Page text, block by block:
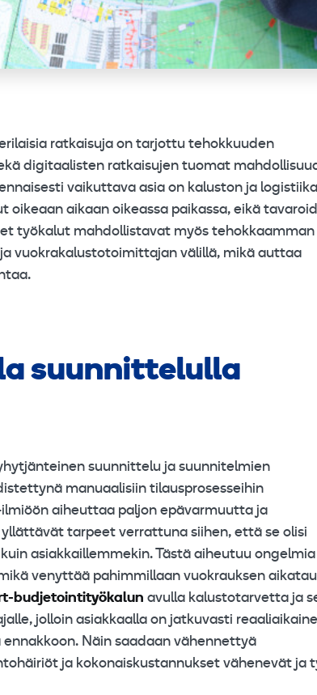
ratkaisuja on tarjottu tehokkuuden
digitaalisten ratkaisujen tuomat
vaikuttava asia on kaluston ja
aikaan oikeassa paikassa, eikä
työkalut mahdollistavat myös tehokkaamman
vuokrakalustotoimittajan välillä, mikä auttaa
suunnittelulla
suunnittelu ja suunnitelmien
manuaalisiin tilausprosesseihin
aiheuttaa paljon epävarmuutta ja
tarpeet verrattuna siihen, että se olisi
asiakkaillemmekin. Tästä aiheutuu ongelmia
venyttää pahimmillaan vuokrauksen
budjetointityökalun avulla kalustotarvetta ja
jolloin asiakkaalla on jatkuvasti
Näin saadaan vähennettyä
ja kokonaiskustannukset vähenevät ja